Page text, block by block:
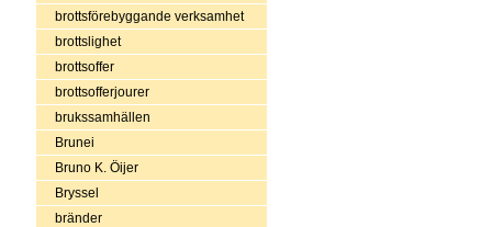
brottsförebyggande verksamhet
brottslighet
brottsoffer
brottsofferjourer
brukssamhällen
Brunei
Bruno K. Öijer
Bryssel
bränder